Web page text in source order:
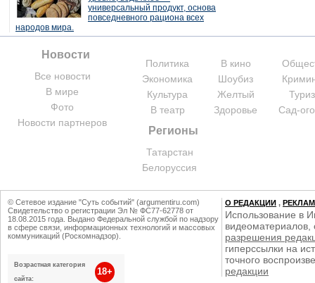
универсальный продукт, основа
повседневного рациона всех
народов мира.
Новости
Все новости
В мире
Фото
Новости партнеров
Политика
Экономика
Культура
В театр
В кино
Шоубиз
Желтый
Здоровье
Сад-
Регионы
Татарстан
Белоруссия
© Сетевое издание "Суть событий" (argumentiru.com)
Свидетельство о регистрации Эл № ФС77-62778 от
18.08.2015 года. Выдано Федеральной службой по надзору
в сфере связи, информационных технологий и массовых
коммуникаций (Роскомнадзор).
Возрастная категория
сайта:
18+
О РЕДАКЦИИ ,
Использование в
видеоматериалов,
разрешения
гиперссылки на
точного
редакции